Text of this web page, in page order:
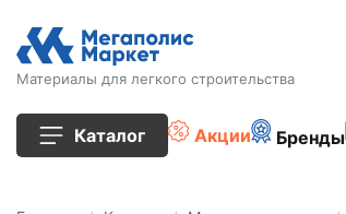
Материалы для легкого строительства
Каталог Акции Бренды